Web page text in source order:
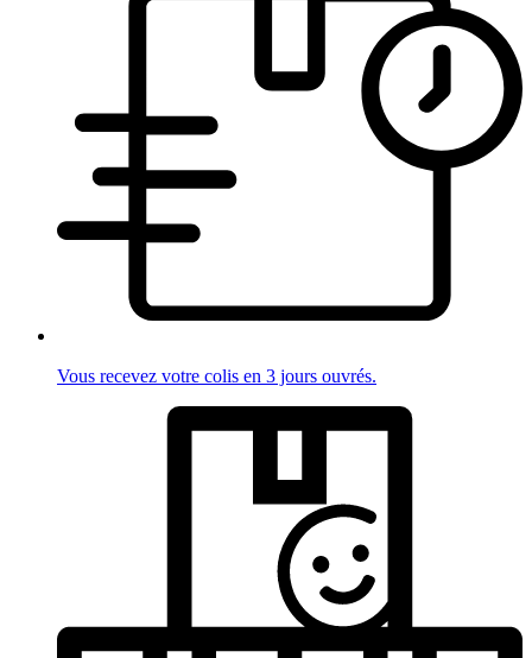
Vous recevez votre colis en 3 jours ouvrés.